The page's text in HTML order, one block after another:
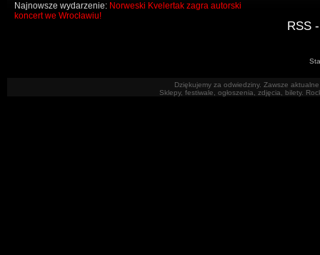
Najnowsze wydarzenie: Norweski Kvelertak zagra autorski
koncert we Wrocławiu!
RSS
Dziękujemy za odwiedziny. Zawsze
Sklepy, festiwale, ogłoszenia, zdjęcia, bilety.